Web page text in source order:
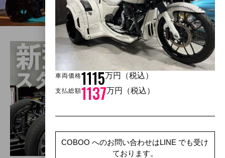
GALLERY
15:59
車両価格1115万円（税込）
支払総額1137万円（税込）
COBOO へのお問い合わせはLINE でも受け
ております。